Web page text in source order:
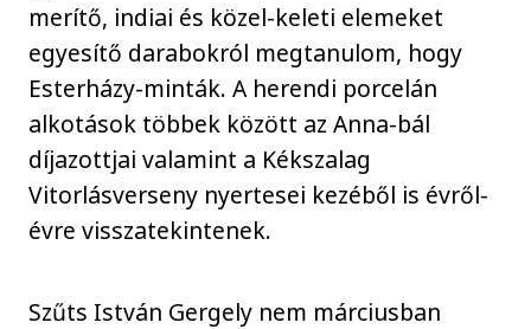
merítő, indiai és közel-keleti elemeket
egyesítő darabokról megtanulom, hogy
Esterházy-minták. A herendi porcelán
alkotások többek között az Anna-bál
díjazottjai valamint a Kékszalag
Vitorlásverseny nyertesei kezéből is évről-
évre visszatekintenek.
Szűts István Gergely nem márciusban